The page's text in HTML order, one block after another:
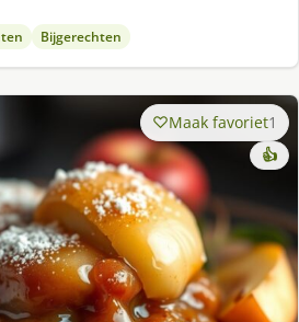
Bijgerechten
Maak favoriet1
👍